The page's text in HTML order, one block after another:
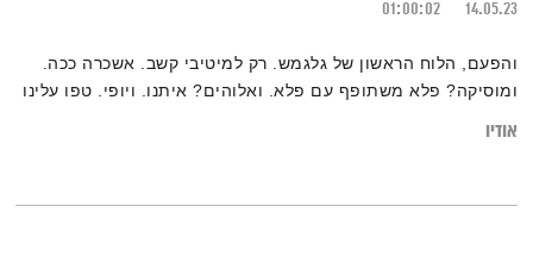
14.05.23
01:00:02
והפעם, הלוח הראשון של גלגמש. רק למיטיבי קשב. אשכרה ככה.
ומוסיקה? פלא משתופף עם פלא. ואלוהים? איתנו. ויופי. טפו עלינו
אודיו